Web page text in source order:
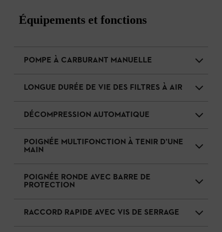
Équipements et fonctions
POMPE À CARBURANT MANUELLE
LONGUE DURÉE DE VIE DES FILTRES À AIR
DÉCOMPRESSION AUTOMATIQUE
POIGNÉE MULTIFONCTION À TENIR D’UNE
MAIN
POIGNÉE RONDE AVEC BARRE DE
PROTECTION
RACCORD RAPIDE AVEC VIS DE SERRAGE